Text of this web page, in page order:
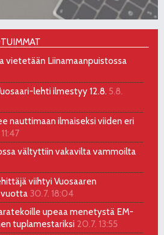
vietetään Liinamaanpuistossa
lehti ilmestyy 12.8. 5.8.
nauttimaan ilmaiseksi viiden eri
vältyttiin vakavilta vammoilta
viihtyi Vuosaaren
vuotta 30.7. 18:04
upeaa menetystä EM-
tuplamestariksi 20.7. 13:55